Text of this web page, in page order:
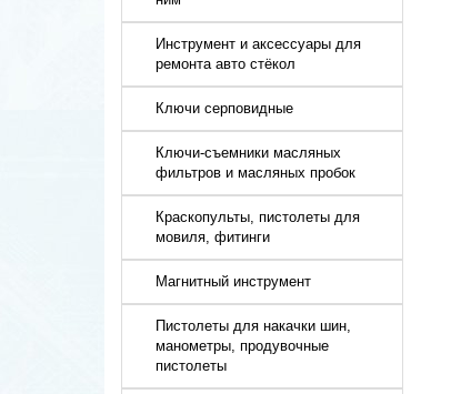
Инструмент и аксессуары для
ремонта авто стёкол
Ключи серповидные
Ключи-съемники масляных
фильтров и масляных пробок
Краскопульты, пистолеты для
мовиля, фитинги
Магнитный инструмент
Пистолеты для накачки шин,
манометры, продувочные
пистолеты